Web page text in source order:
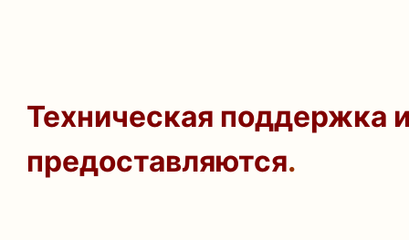
Техническая поддержка
предоставляются.